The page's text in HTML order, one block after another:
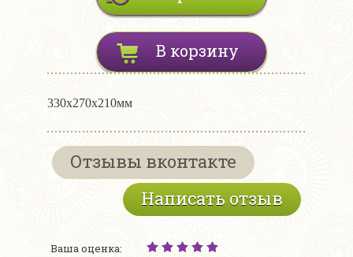
В корзину
330х270х210мм
Отзывы вконтакте
Написать отзыв
Ваша оценка: